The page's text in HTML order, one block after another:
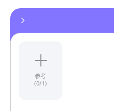
参考
(0/1)